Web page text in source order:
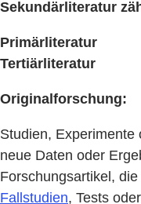
Sekundärliteratur
Primärliteratur
Tertiärliteratur
Originalforschung:
Studien, Experimente
neue Daten oder
Forschungsartikel,
Fallstudien, Tests